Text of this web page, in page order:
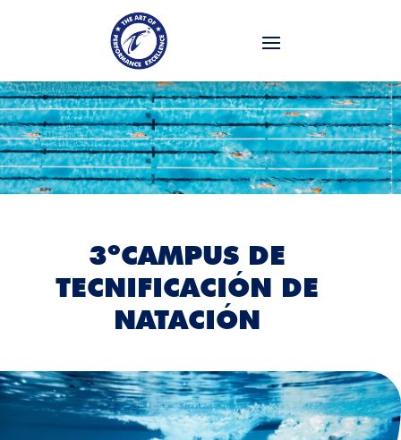
3ºCAMPUS DE
TECNIFICACIÓN DE
NATACIÓN